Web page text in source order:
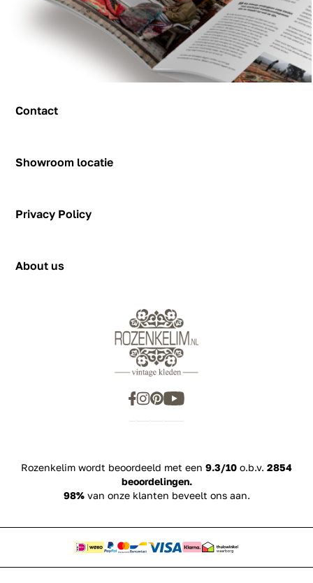
Contact
Showroom locatie
Figeehal 2
2031 BJ Haarlem
Privacy Policy
About us
Rozenkelim wordt beoordeeld met een 9.3/10 o.b.v. 2854
beoordelingen.
98%van onze klanten beveelt ons aan.